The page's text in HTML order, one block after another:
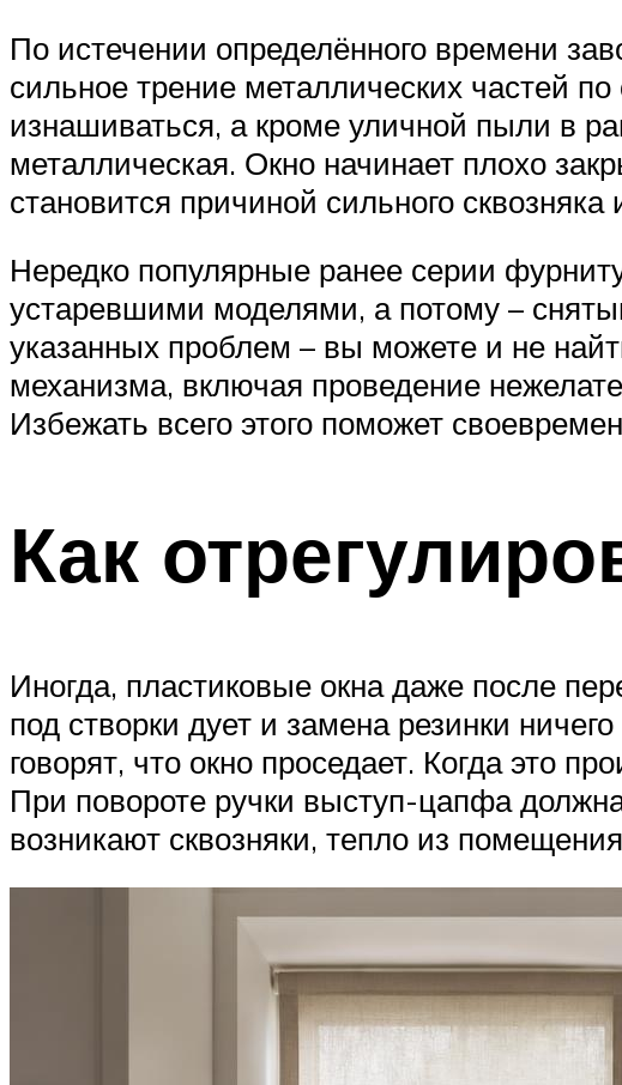
По истечении определённого времени
сильное трение металлических частей
изнашиваться, а кроме уличной пыли в
металлическая. Окно начинает плохо
становится причиной сильного
Нередко популярные ранее серии
устаревшими моделями, а потому –
указанных проблем – вы можете и не
механизма, включая проведение
Избежать всего этого поможет
Как
Иногда, пластиковые окна даже после
под створки дует и замена резинки
говорят, что окно проседает. Когда это
При повороте ручки выступ-цапфа
возникают сквозняки, тепло из